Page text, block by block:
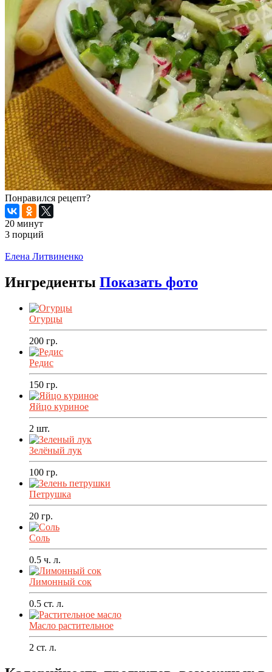
Понравился рецепт?
20 минут
3 порций
Елена Литвиненко
Ингредиенты Показать фото
Огурцы
200 гр.
Редис
150 гр.
Яйцо куриное
2 шт.
Зелёный лук
100 гр.
Петрушка
20 гр.
Соль
0.5 ч. л.
Лимонный сок
0.5 ст. л.
Масло растительное
2 ст. л.